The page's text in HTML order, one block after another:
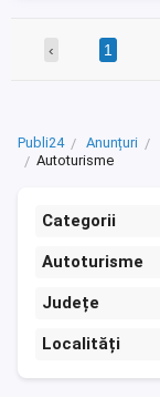
‹ 1
Publi24 Anunțuri
Autoturisme
Categorii
Autoturisme
Județe
Localități